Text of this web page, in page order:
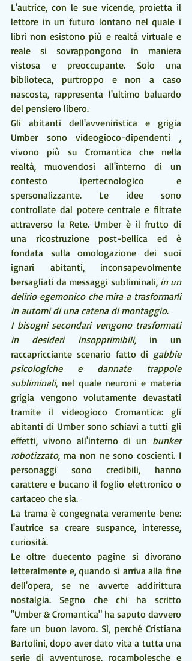
L'autrice, con le sue vicende, proietta il
lettore in un futuro lontano nel quale i
libri non esistono più e realtà virtuale e
reale si sovrappongono in maniera
vistosa e preoccupante. Solo una
biblioteca, purtroppo e non a caso
nascosta, rappresenta l'ultimo baluardo
del pensiero libero.
Gli abitanti dell'avveniristica e grigia
Umber sono videogioco-dipendenti ,
vivono più su Cromantica che nella
realtà, muovendosi all'interno di un
contesto ipertecnologico e
spersonalizzante. Le idee sono
controllate dal potere centrale e filtrate
attraverso la Rete. Umber è il frutto di
una ricostruzione post-bellica ed è
fondata sulla omologazione dei suoi
ignari abitanti, inconsapevolmente
bersagliati da messaggi subliminali, in un
delirio egemonico che mira a trasformarli
in automi di una catena di montaggio.
I bisogni secondari vengono trasformati
in desideri insopprimibili, in un
raccapricciante scenario fatto di gabbie
psicologiche e dannate trappole
subliminali, nel quale neuroni e materia
grigia vengono volutamente devastati
tramite il videogioco Cromantica: gli
abitanti di Umber sono schiavi a tutti gli
effetti, vivono all'interno di un bunker
robotizzato, ma non ne sono coscienti. I
personaggi sono credibili, hanno
carattere e bucano il foglio elettronico o
cartaceo che sia.
La trama è congegnata veramente bene:
l'autrice sa creare suspance, interesse,
curiosità.
Le oltre duecento pagine si divorano
letteralmente e, quando si arriva alla fine
dell'opera, se ne avverte addirittura
nostalgia. Segno che chi ha scritto
"Umber & Cromantica" ha saputo davvero
fare un buon lavoro. Sì, perché Cristiana
Bartolini, dopo aver dato vita a tutta una
serie di avventurose, rocambolesche e